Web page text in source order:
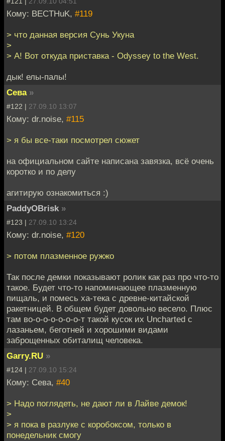
Кому: BECTHuK, #119
> что данная версия Сунь Укуна
>
> А! Вот откуда приставка - Odyssey to the West.
дык! елы-палы!
Сева »
#122 | 27.09.10 13:07
Кому: dr.noise, #115
> я бы все-таки посмотрел сюжет
на официальном сайте написана завязка, всё очень
коротко и по делу
агитирую ознакомиться :)
PaddyOBrisk »
#123 | 27.09.10 13:24
Кому: dr.noise, #120
> потом плазменное ружжо
Так после демки показывают ролик как раз про что-то
такое. Будет что-то напоминающее плазменную
пищаль, и помесь ха-тека с древне-китайской
ракетницей. В общем будет довольно весело. Плюс
там во-о-о-о-о-о-о-т такой кусок их Uncharted с
лазаньем, беготней и хорошими видами
заброщенных обиталищ человека.
Garry.RU »
#124 | 27.09.10 15:24
Кому: Сева, #40
> Надо поглядеть, не дают ли в Лайве демок!
>
> я пока в разлуке с коробоксом, только в
понедельник смогу